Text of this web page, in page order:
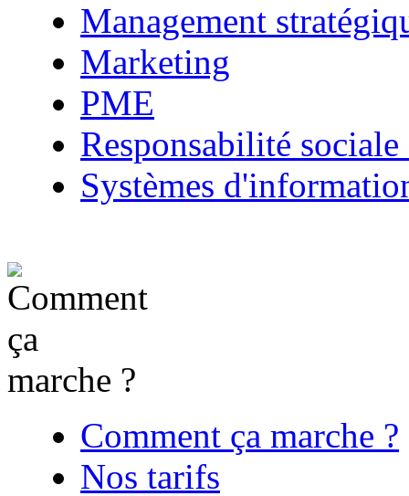
Management
Marketing
PME
Responsabilité
Systèmes
Comment ça marche ?
Nos tarifs